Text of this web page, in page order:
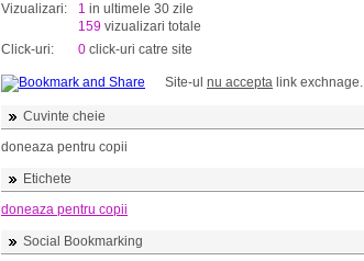
Vizualizari:
1 in ultimele 30 zile
159 vizualizari totale
Click-uri:
0 click-uri catre site
Site-ul nu accepta link exchnage.
Cuvinte cheie
doneaza pentru copii
Etichete
doneaza pentru copii
Social Bookmarking